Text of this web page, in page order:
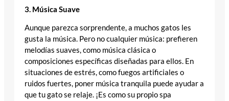
3. Música Suave
Aunque parezca sorprendente, a muchos gatos les
gusta la música. Pero no cualquier música: prefieren
melodías suaves, como música clásica o
composiciones específicas diseñadas para ellos. En
situaciones de estrés, como fuegos artificiales o
ruidos fuertes, poner música tranquila puede ayudar a
que tu gato se relaje. ¡Es como su propio spa